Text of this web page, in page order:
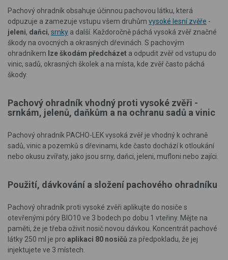
Pachový ohradník obsahuje účinnou pachovou látku, která
odpuzuje a zamezuje vstupu všem druhům vysoké lesní zvěře -
jeleni, daňci, srnky a další. Každoročně páchá vysoká zvěř značné
škody na ovocných a okrasných dřevinách. S pachovým
ohradníkem lze škodám předcházet a odpudit zvěř od vstupu do
vinic, sadů, okrasných školek a na místa, kde zvěř často páchá
škody.
Pachový ohradník vhodný proti vysoké zvěři -
srnkám, jelenů, daňkům a na ochra­nu sadů a vinic
Pachový ohradník PACHO-LEK vysoká zvěř je vhodný k ochraně
sadů, vinic a pozemků s dřevinami, kde často dochází k otloukání
nebo okusu zvířaty, jako jsou srny, daňci, jeleni, mufloni nebo zajíci.
Použití, dávkování a složení pachového ohradníku
Pachový ohradník proti vysoké zvěři aplikujte do nosiče s
otevřenými póry BIO10 ve 3 bodech po dobu 1 vteřiny. Mějte na
paměti, že je třeba oživit nosič novou dávkou. Koncentrát pachové
látky 250 ml je pro aplikaci 80 nosičů za předpokladu, že jej
injektujete ve 3 místech.